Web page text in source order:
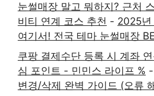
눈썰매장 말고 뭐하지? 근처
비티 연계 코스 추천 - 2025년
여기서! 전국 테마 눈썰매장
쿠팡 결제수단 등록 시 계좌
심 포인트 - 민민스 라이프 % -
변경/삭제 완벽 가이드 (오류